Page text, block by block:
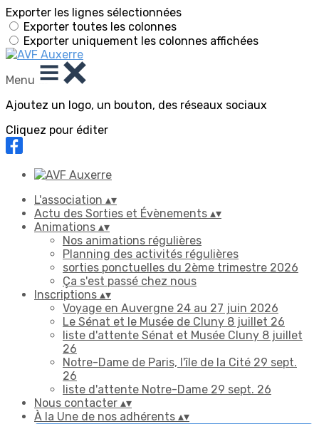
Exporter les lignes sélectionnées
Exporter toutes les colonnes
Exporter uniquement les colonnes affichées
Menu
Ajoutez un logo, un bouton, des réseaux sociaux
Cliquez pour éditer
L'association ▴▾
Actu des Sorties et Évènements ▴▾
Animations ▴▾
Nos animations régulières
Planning des activités régulières
sorties ponctuelles du 2ème trimestre 2026
Ça s'est passé chez nous
Inscriptions ▴▾
Voyage en Auvergne 24 au 27 juin 2026
Le Sénat et le Musée de Cluny 8 juillet 26
liste d'attente Sénat et Musée Cluny 8 juillet
26
Notre-Dame de Paris, l'île de la Cité 29 sept.
26
liste d'attente Notre-Dame 29 sept. 26
Nous contacter ▴▾
À la Une de nos adhérents ▴▾